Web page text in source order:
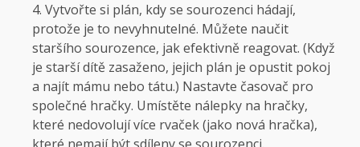
Vytvořte si plán, kdy se sourozenci hádají,
protože je to nevyhnutelné. Můžete naučit
staršího sourozence, jak efektivně reagovat. (Když
je starší dítě zasaženo, jejich plán je opustit pokoj
a najít mámu nebo tátu.) Nastavte časovač pro
společné hračky. Umístěte nálepky na hračky,
které nedovolují více rvaček (jako nová hračka),